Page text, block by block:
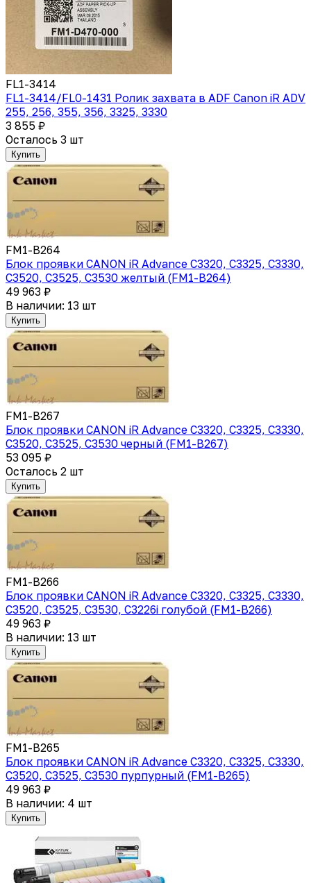
FL1-3414
FL1-3414/FL0-1431 Ролик захвата в ADF Canon iR ADV
255, 256, 355, 356, 3325, 3330
3 855 ₽
Осталось 3 шт
Купить
FM1-B264
Блок проявки CANON iR Advance C3320, C3325, C3330,
C3520, C3525, C3530 желтый (FM1-B264)
49 963 ₽
В наличии: 13 шт
Купить
FM1-B267
Блок проявки CANON iR Advance C3320, C3325, C3330,
C3520, C3525, C3530 черный (FM1-B267)
53 095 ₽
Осталось 2 шт
Купить
FM1-B266
Блок проявки CANON iR Advance C3320, C3325, C3330,
C3520, C3525, C3530, C3226i голубой (FM1-B266)
49 963 ₽
В наличии: 13 шт
Купить
FM1-B265
Блок проявки CANON iR Advance C3320, C3325, C3330,
C3520, C3525, C3530 пурпурный (FM1-B265)
49 963 ₽
В наличии: 4 шт
Купить